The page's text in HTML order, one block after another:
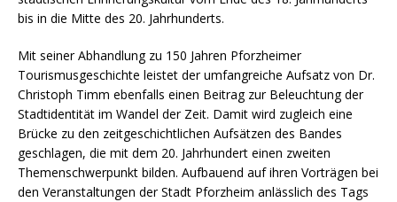
bis in die Mitte des 20. Jahrhunderts.
Mit seiner Abhandlung zu 150 Jahren Pforzheimer
Tourismusgeschichte leistet der umfangreiche Aufsatz von Dr.
Christoph Timm ebenfalls einen Beitrag zur Beleuchtung der
Stadtidentität im Wandel der Zeit. Damit wird zugleich eine
Brücke zu den zeitgeschichtlichen Aufsätzen des Bandes
geschlagen, die mit dem 20. Jahrhundert einen zweiten
Themenschwerpunkt bilden. Aufbauend auf ihren Vorträgen bei
den Veranstaltungen der Stadt Pforzheim anlässlich des Tags